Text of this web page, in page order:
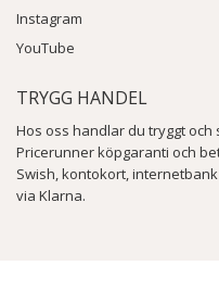
Instagram
YouTube
TRYGG HANDEL
Hos oss handlar du tryggt och
Pricerunner köpgaranti och
Swish, kontokort,
via Klarna.